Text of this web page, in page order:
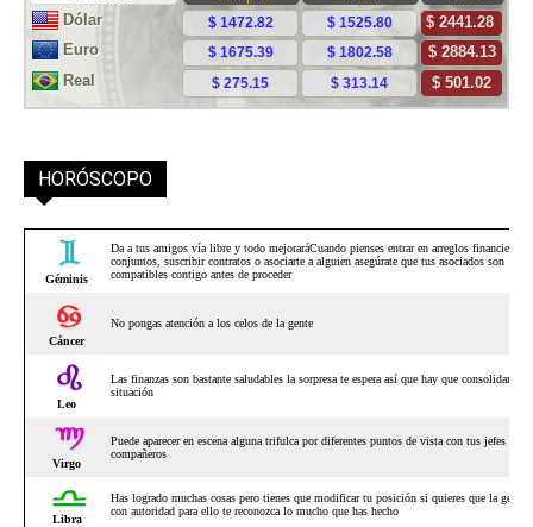
HORÓSCOPO